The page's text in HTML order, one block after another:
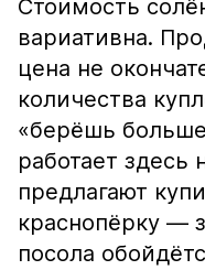
Стоимость
вариативна.
цена не
количества
«берёшь
работает здесь
предлагают
краснопёрку —
посола